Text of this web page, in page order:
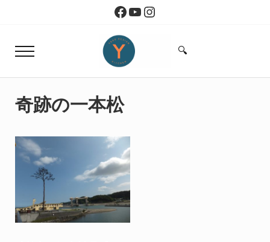
Skip to header right navigationFacebook
YouTube
Instagram
Menu
Yoko Design Kitchen
Search...
🔍
奇跡の一本松